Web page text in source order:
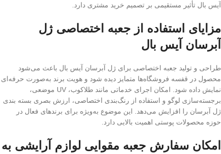
آیس بال تأثیر مستقیمی بر تصمیم خرید مشتری دارد.
مزایای استفاده از جعبه اختصاصی ژل
آبرسان آیس بال
طراحی و تولید جعبه اختصاصی برای ژل آبرسان آیس بال باعث می‌شود
محصول در قفسه فروشگاه‌ها متمایز دیده شود و هویت برند به‌صورت حرفه‌ای
نمایش داده شود. امکان اجرای خدماتی مانند طلاکوب، UV موضعی،
برجسته‌سازی لوگو و استفاده از رنگ‌بندی اختصاصی، ارزش بصری بسته‌ بندی
ژل آبرسان را افزایش می‌دهد. این موضوع به‌ویژه برای برندهای فعال در
حوزه محصولات پوستی اهمیت بالایی دارد.
امکان سفارش جعبه مقوایی لوازم آرایشی به‌